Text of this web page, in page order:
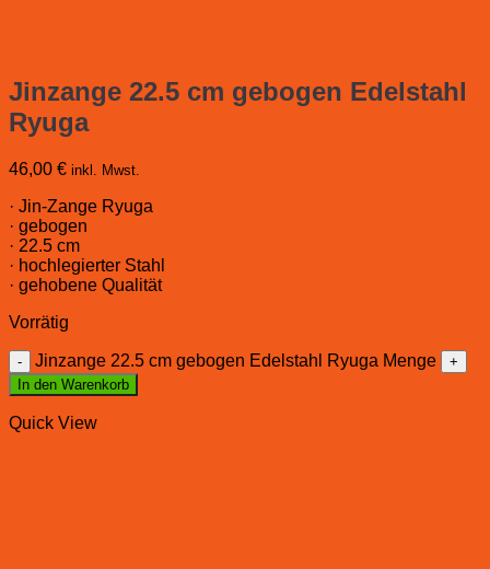
Jinzange 22.5 cm gebogen Edelstahl
Ryuga
46,00 € inkl. Mwst.
· Jin-Zange Ryuga
· gebogen
· 22.5 cm
· hochlegierter Stahl
· gehobene Qualität
Vorrätig
Jinzange 22.5 cm gebogen Edelstahl Ryuga Menge
In den Warenkorb
Quick View